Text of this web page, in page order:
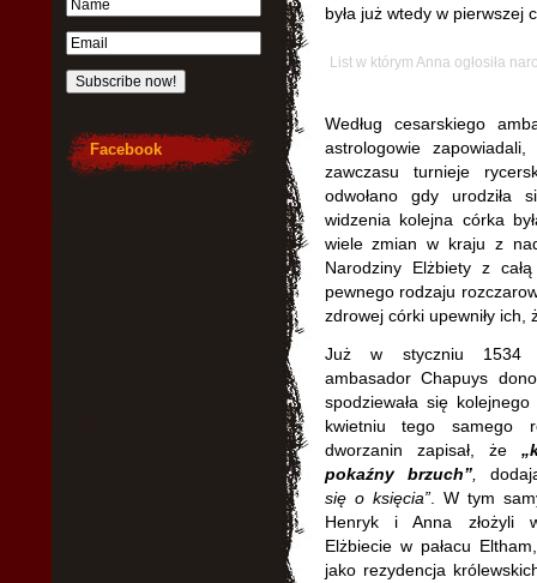
była już wtedy w pierwszej
List w którym Anna ogłosiła
Według cesarskiego
astrologowie
zawczasu turnieje
odwołano gdy urodziła
widzenia kolejna córka
wiele zmian w kraju z
Narodziny Elżbiety z
pewnego rodzaju
zdrowej córki upewniły
Już w styczniu 1534
ambasador Chapuys
spodziewała się
kwietniu tego samego
dworzanin zapisał, że
pokaźny brzuch”,
się o księcia”. W tym
Henryk i Anna złożyli
Elżbiecie w pałacu
jako rezydencja
Facebook